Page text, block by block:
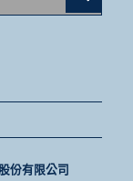
份有限公司